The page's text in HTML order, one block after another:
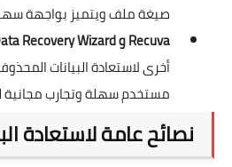
صيغة ملف ويتميز بواجهة
Recuva و EaseUS Data Recovery Wizard:
أخرى لاستعادة البيانات
مستخدم سهلة وتجارب مجانية
نصائح عامة لاستعادة